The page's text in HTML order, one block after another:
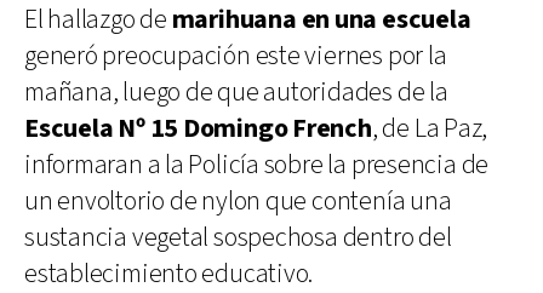
El hallazgo de marihuana en una escuela
generó preocupación este viernes por la
mañana, luego de que autoridades de la
Escuela Nº 15 Domingo French, de La Paz,
informaran a la Policía sobre la presencia de
un envoltorio de nylon que contenía una
sustancia vegetal sospechosa dentro del
establecimiento educativo.